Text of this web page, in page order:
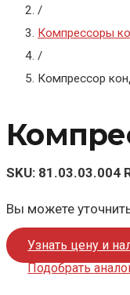
/
Компрессоры
/
Компрессор
SKU: 81.03.03.004
Вы можете
Узнать цену и
Подобрать